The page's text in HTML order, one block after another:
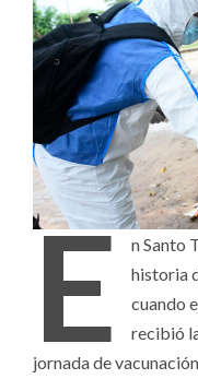
E
n Santo
historia
cuando
recibió
jornada de